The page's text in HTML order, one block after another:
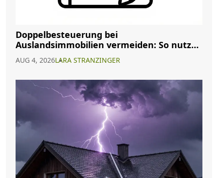
Doppelbesteuerung bei
Auslandsimmobilien vermeiden: So nutzen
AUG 4, 2026LARA STRANZINGER